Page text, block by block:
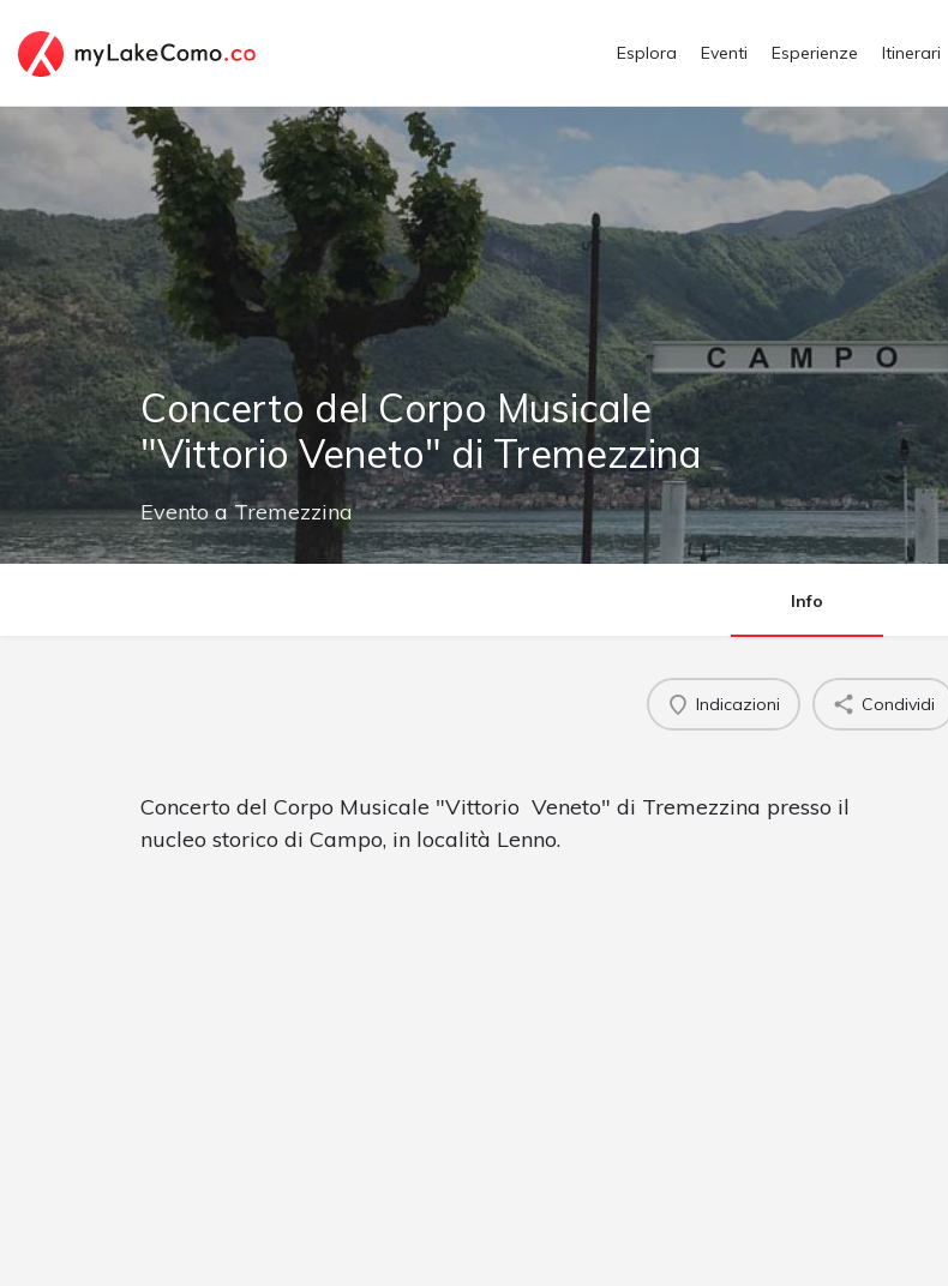
Esplora Eventi Esperienze Itinerari
Concerto del Corpo Musicale
"Vittorio Veneto" di Tremezzina
EventoaTremezzina
Info
Indicazioni Condividi
Concerto del Corpo Musicale "Vittorio Veneto" di Tremezzina presso il
nucleo storico di Campo, in località Lenno.